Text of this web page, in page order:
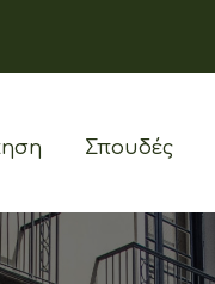
Σπουδές